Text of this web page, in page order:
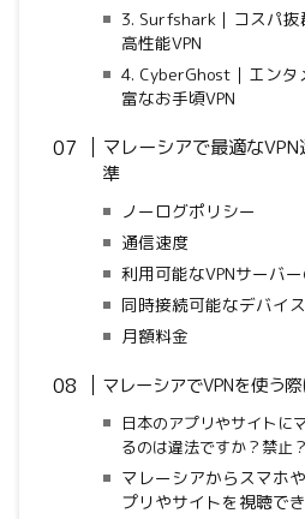
3. Surfshark｜コスパ
高性能VPN
4. CyberGhost｜エン
富なお手頃VPN
マレーシアで最適な
準
ノーログポリシー
通信速度
利用可能なVPNサーバ
同時接続可能なデバイ
月額料金
マレーシアでVPNを使う
日本のアプリやサイトに
るのは違法ですか？禁止？
マレーシアからスマホ
プリやサイトを視聴で